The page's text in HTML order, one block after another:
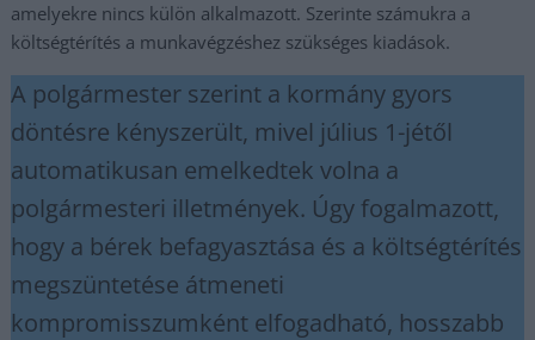
amelyekre nincs külön alkalmazott. Szerinte számukra a
költségtérítés a munkavégzéshez szükséges kiadások.
A polgármester szerint a kormány gyors
döntésre kényszerült, mivel július 1-jétől
automatikusan emelkedtek volna a
polgármesteri illetmények. Úgy fogalmazott,
hogy a bérek befagyasztása és a költségtérítés
megszüntetése átmeneti
kompromisszumként elfogadható, hosszabb